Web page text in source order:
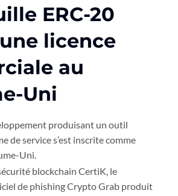
ERC-20
licence
au
Uni
produisant un outil
de service s’est inscrite comme
Uni.
blockchain CertiK, le
de phishing Crypto Grab produit